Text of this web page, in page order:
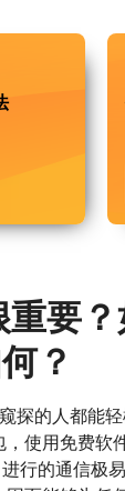
要
？
探的人都能
使用免费软
行的通信极